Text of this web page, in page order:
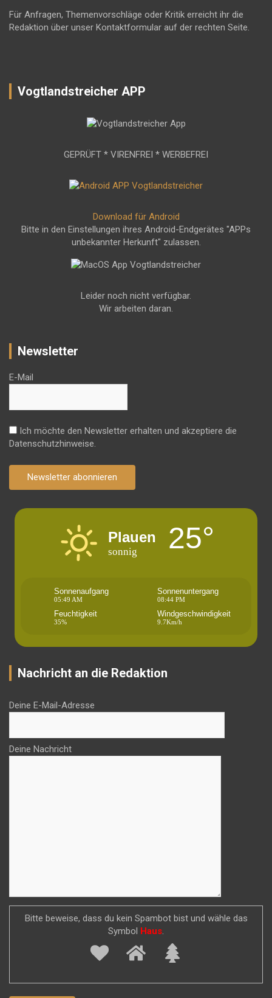
Für Anfragen, Themenvorschläge oder Kritik erreicht ihr die
Redaktion über unser Kontaktformular auf der rechten Seite.
Vogtlandstreicher APP
GEPRÜFT * VIRENFREI * WERBEFREI
Download für Android
Bitte in den Einstellungen ihres Android-Endgerätes "APPs
unbekannter Herkunft" zulassen.
Leider noch nicht verfügbar.
Wir arbeiten daran.
Newsletter
E-Mail
Ich möchte den Newsletter erhalten und akzeptiere die
Datenschutzhinweise.
Newsletter abonnieren
Plauen
sonnig 25°
Sonnenaufgang
05:49 AM
Sonnenuntergang
08:44 PM
Feuchtigkeit
35%
Windgeschwindigkeit
9.7Km/h
Nachricht an die Redaktion
Deine E-Mail-Adresse
Deine Nachricht
Bitte beweise, dass du kein Spambot bist und wähle das
Symbol
Haus.